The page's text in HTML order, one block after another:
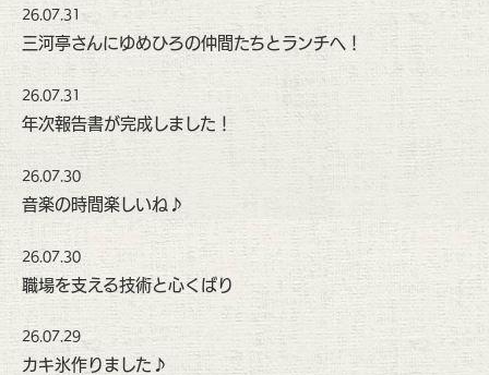
26.07.31
三河亭さんにゆめひろの仲間たちとランチへ！
26.07.31
年次報告書が完成しました！
26.07.30
音楽の時間楽しいね♪
26.07.30
職場を支える技術と心くばり
26.07.29
カキ氷作りました♪